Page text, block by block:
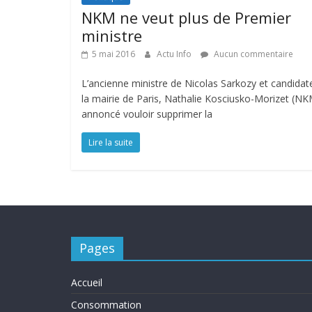
NKM ne veut plus de Premier
ministre
5 mai 2016 Actu Info Aucun commentaire
L’ancienne ministre de Nicolas Sarkozy et
la mairie de Paris, Nathalie Kosciusko-Morizet
annoncé vouloir supprimer la
Lire la suite
Pages
Accueil
Consommation